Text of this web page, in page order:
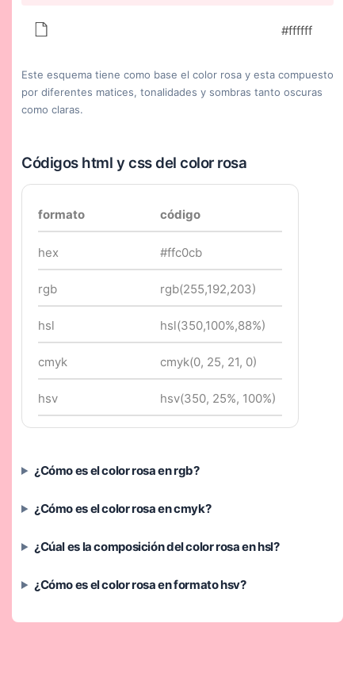
#ffffff
Este esquema tiene como base el color rosa y esta compuesto
por diferentes matices, tonalidades y sombras tanto oscuras
como claras.
Códigos html y css del color rosa
formato código
hex #ffc0cb
rgb rgb(255,192,203)
hsl hsl(350,100%,88%)
cmyk cmyk(0, 25, 21, 0)
hsv hsv(350, 25%, 100%)
¿Cómo es el color rosa en rgb?
¿Cómo es el color rosa en cmyk?
¿Cúal es la composición del color rosa en hsl?
¿Cómo es el color rosa en formato hsv?